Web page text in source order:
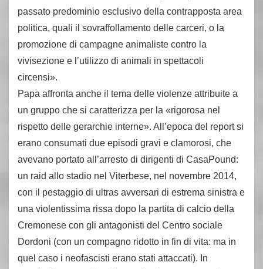
passato predominio esclusivo della contrapposta area
politica, quali il sovraffollamento delle carceri, o la
promozione di campagne animaliste contro la
vivisezione e l’utilizzo di animali in spettacoli
circensi».
Papa affronta anche il tema delle violenze attribuite a
un gruppo che si caratterizza per la «rigorosa nel
rispetto delle gerarchie interne». All’epoca del report si
erano consumati due episodi gravi e clamorosi, che
avevano portato all’arresto di dirigenti di CasaPound:
un raid allo stadio nel Viterbese, nel novembre 2014,
con il pestaggio di ultras avversari di estrema sinistra e
una violentissima rissa dopo la partita di calcio della
Cremonese con gli antagonisti del Centro sociale
Dordoni (con un compagno ridotto in fin di vita: ma in
quel caso i neofascisti erano stati attaccati). In